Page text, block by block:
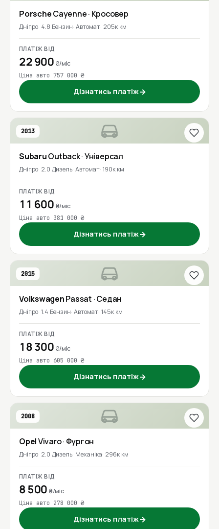
PorscheCayenne· Кросовер
Дніпро 4.8 Бензин Автомат 205к км
ПЛАТІЖ ВІД
22 900 ₴/міс
Ціна авто 757 000 ₴
Дізнатись платіж→
2013
SubaruOutback· Універсал
Дніпро 2.0 Дизель Автомат 190к км
ПЛАТІЖ ВІД
11 600 ₴/міс
Ціна авто 381 000 ₴
Дізнатись платіж→
2015
VolkswagenPassat · Седан
Дніпро 1.4 Бензин Автомат 145к км
ПЛАТІЖ ВІД
18 300 ₴/міс
Ціна авто 605 000 ₴
Дізнатись платіж→
2008
OpelVivaro· Фургон
Дніпро 2.0 Дизель Механіка 296к км
ПЛАТІЖ ВІД
8 500₴/міс
Ціна авто 278 000 ₴
Дізнатись платіж→